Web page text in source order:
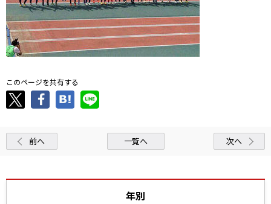
このページを共有する
前へ 一覧へ 次へ
年別